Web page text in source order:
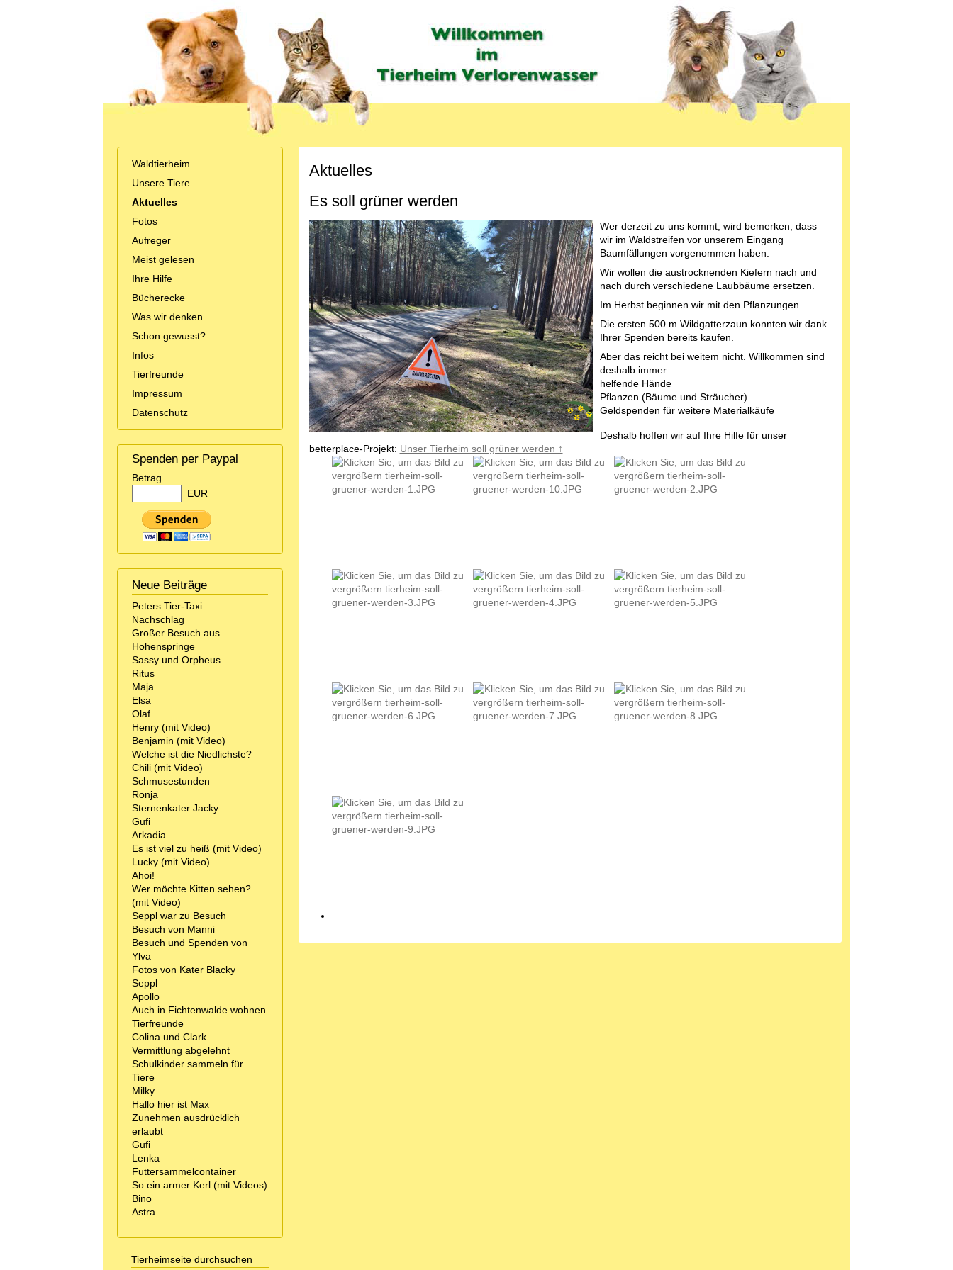
Waldtierheim
Unsere Tiere
Aktuelles
Fotos
Aufreger
Meist gelesen
Ihre Hilfe
Bücherecke
Was wir denken
Schon gewusst?
Infos
Tierfreunde
Impressum
Datenschutz
Spenden per Paypal
Betrag
EUR
Neue Beiträge
Peters Tier-Taxi
Nachschlag
Großer Besuch aus
Hohenspringe
Sassy und Orpheus
Ritus
Maja
Elsa
Olaf
Henry (mit Video)
Benjamin (mit Video)
Welche ist die Niedlichste?
Chili (mit Video)
Schmusestunden
Ronja
Sternenkater Jacky
Gufi
Arkadia
Es ist viel zu heiß (mit Video)
Lucky (mit Video)
Ahoi!
Wer möchte Kitten sehen?
(mit Video)
Seppl war zu Besuch
Besuch von Manni
Besuch und Spenden von
Ylva
Fotos von Kater Blacky
Seppl
Apollo
Auch in Fichtenwalde wohnen
Tierfreunde
Colina und Clark
Vermittlung abgelehnt
Schulkinder sammeln für
Tiere
Milky
Hallo hier ist Max
Zunehmen ausdrücklich
erlaubt
Gufi
Lenka
Futtersammelcontainer
So ein armer Kerl (mit Videos)
Bino
Astra
Tierheimseite durchsuchen
Aktuelles
Es soll grüner werden
Wer derzeit zu uns kommt, wird bemerken, dass
wir im Waldstreifen vor unserem Eingang
Baumfällungen vorgenommen haben.
Wir wollen die austrocknenden Kiefern nach und
nach durch verschiedene Laubbäume ersetzen.
Im Herbst beginnen wir mit den Pflanzungen.
Die ersten 500 m Wildgatterzaun konnten wir dank
Ihrer Spenden bereits kaufen.
Aber das reicht bei weitem nicht. Willkommen sind
deshalb immer:
helfende Hände
Pflanzen (Bäume und Sträucher)
Geldspenden für weitere Materialkäufe
Deshalb hoffen wir auf Ihre Hilfe für unser
betterplace-Projekt: Unser Tierheim soll grüner werden ↑